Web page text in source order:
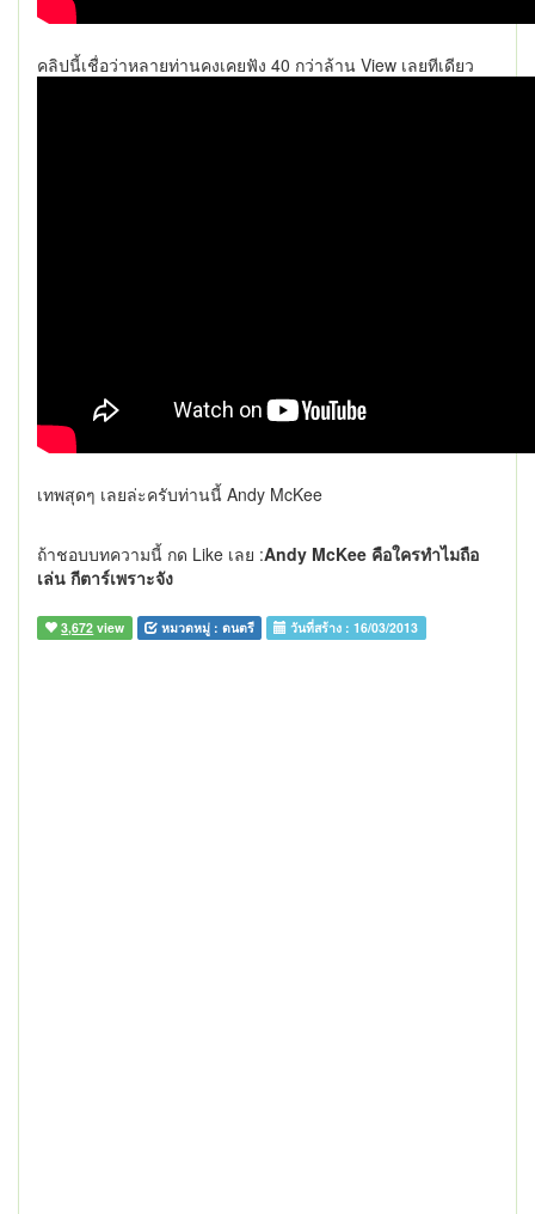
คลิปนี้เชื่อว่าหลายท่านคงเคยฟัง 40 กว่าล้าน View เลยทีเดียว
เทพสุดๆ เลยล่ะครับท่านนี้ Andy McKee
ถ้าชอบบทความนี้ กด Like เลย :Andy McKee คือใครทำไมถือ
เล่น กีตาร์เพราะจัง
3,672 view หมวดหมู่ : ดนตรี วันที่สร้าง :16/03/2013